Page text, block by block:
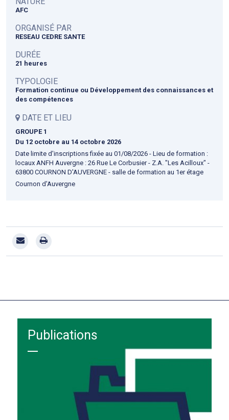
AFC
ORGANISÉ PAR
RESEAU CEDRE SANTE
DURÉE
21 heures
TYPOLOGIE
Formation continue ou Développement des connaissances et
des compétences
DATE ET LIEU
GROUPE 1
Du 12 octobre au 14 octobre 2026
Date limite d'inscriptions fixée au 01/08/2026 - Lieu de formation :
locaux ANFH Auvergne : 26 Rue Le Corbusier - Z.A. "Les Acilloux" -
63800 COURNON D'AUVERGNE - salle de formation au 1er étage
Cournon d'Auvergne
Publications